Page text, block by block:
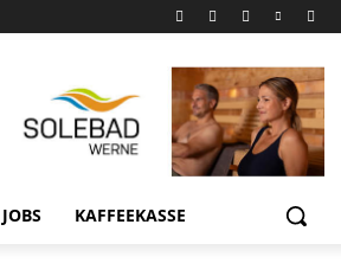
JOBS KAFFEEKASSE